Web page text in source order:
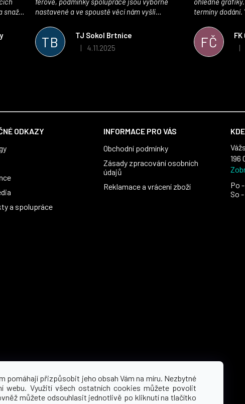
pomáhají přizpůsobit jeho obsah Vám na míru. Nezbytné
webu. Využití všech ostatních cookies můžete povolit
můžete odsouhlasit jednotlivě po kliknutí na tlačítko
hvězdiček.
snaží
TB
TJ Sokol Brtnice
Hodnocení obchodu je 5 z 5 hvězdiček.
| 4.11.2025
nastavené a ve spoustě věcí nám vyšli
velmi kvalitní a příjemné na nošení. Velmi
oceňujeme také vytvoření klubového e-shopu,
který je perfektně zpracovaný a výrazně nám
FČ
FK
|
termíny dodání.
ODKAZY
a spolupráce
INFORMACE PRO VÁS
Obchodní podmínky
Zásady zpracování osobních
údajů
Reklamace a vrácení zboží
196
Po
So